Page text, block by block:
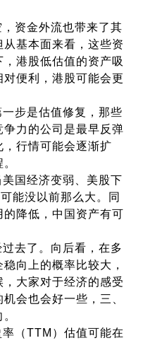
资金外流也带来了其
基本面来看，这些资
港股低估值的资产吸
便利，港股可能会更
步是估值修复，那些
力的公司是最早反弹
行情可能会逐渐扩
国经济变弱、美股下
能没以前那么大。同
降低，中国资产有可
去了。向后看，在多
向上的概率比较大，
大家对于经济的感受
会也会好一些，三、
（TTM）估值可能在